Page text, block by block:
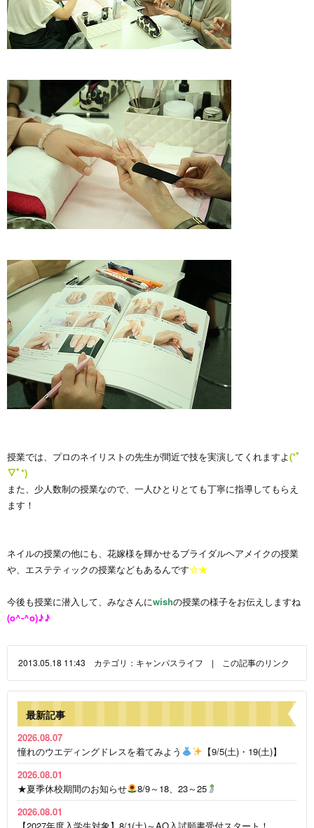
授業では、プロのネイリストの先生が間近で技を実演してくれますよ(*ﾟ
▽ﾟ*)
また、少人数制の授業なので、一人ひとりとても丁寧に指導してもらえ
ます！
ネイルの授業の他にも、花嫁様を輝かせるブライダルヘアメイクの授業
や、エステティックの授業などもあるんです☆★
今後も授業に潜入して、みなさんにwishの授業の様子をお伝えしますね
(o^-^o)♪♪
2013.05.18 11:43 カテゴリ： キャンパスライフ | この記事のリンク
最新記事
2026.08.07
憧れのウエディングドレスを着てみよう
【9/5(土)・19(土)】
2026.08.01
★夏季休校期間のお知らせ
8/9～18、23～25
2026.08.01